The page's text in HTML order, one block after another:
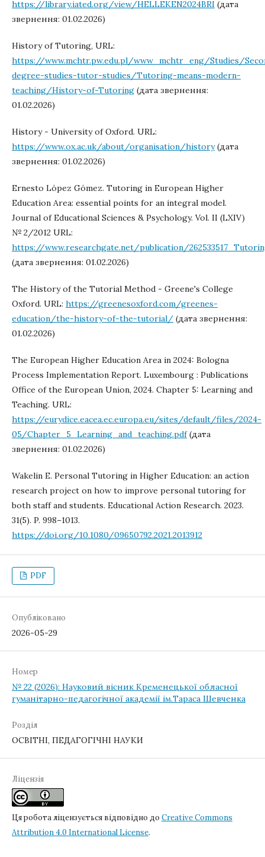
https://library.iated.org/view/HELLEKEN2024BRI (дата
звернення: 01.02.2026)
History of Tutoring, URL:
https://www.mchtr.pw.edu.pl/www_mchtr_eng/Studies/
degree-studies-tutor-studies/Tutoring-means-modern-
teaching/History-of-Tutoring (дата звернення:
01.02.2026)
History - University of Oxford. URL:
https://www.ox.ac.uk/about/organisation/history(дата
звернення: 01.02.2026)
Ernesto López Gómez. Tutoring in European Higher
Education Area: essential points for an integral model.
Journal of Educational Sciences & Psychology. Vol. II (LXIV)
№ 2/2012 URL:
https://www.researchgate.net/publication/
(дата звернення: 01.02.2026)
The History of the Tutorial Method - Greene's College
Oxford. URL: https://greenesoxford.com/greenes-
education/the-history-of-the-tutorial/ (дата звернення:
01.02.2026)
The European Higher Education Area in 2024: Bologna
Process Implementation Report. Luxembourg : Publications
Office of the European Union, 2024. Chapter 5: Learning and
Teaching. URL:
https://eurydice.eacea.ec.europa.eu/sites/default/files/2024-
05/Chapter_5_Learning_and_teaching.pdf(дата
звернення: 01.02.2026)
Wakelin E. Personal Tutoring in Higher Education: an action
research project on how to improve personal tutoring for
both staff and students. Educational Action Research. 2023.
31(5). P. 998–1013.
https://doi.org/10.1080/09650792.2021.2013912
PDF
Опубліковано
2026-05-29
Номер
№ 22 (2026): Науковий вісник Кременецької обласної
гуманітарно-педагогічної академії ім.Тараса Шевченка
Розділ
ОСВІТНІ, ПЕДАГОГІЧНІ НАУКИ
Ліцензія
Ця робота ліцензується відповідно до Creative Commons
Attribution 4.0 International License.